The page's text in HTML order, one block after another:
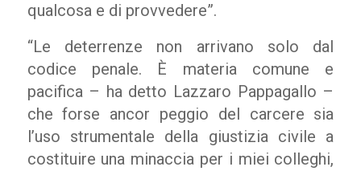
qualcosa e di provvedere”.
“Le deterrenze non arrivano solo dal
codice penale. È materia comune e
pacifica – ha detto Lazzaro Pappagallo –
che forse ancor peggio del carcere sia
l’uso strumentale della giustizia civile a
costituire una minaccia per i miei colleghi,